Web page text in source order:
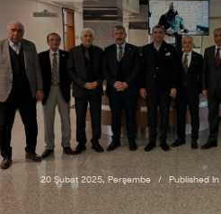
20 Şubat 2025, Perşembe / Published In